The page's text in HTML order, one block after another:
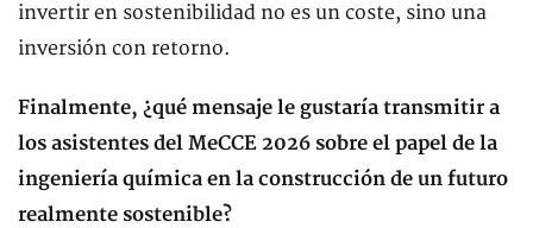
invertir en sostenibilidad no es un coste, sino una
inversión con retorno.
Finalmente, ¿qué mensaje le gustaría transmitir a
los asistentes del MeCCE 2026 sobre el papel de la
ingeniería química en la construcción de un futuro
realmente sostenible?